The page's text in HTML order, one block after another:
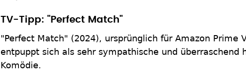
TV-Tipp: "Perfect Match"
"Perfect Match" (2024), ursprünglich für Amazon Prime
entpuppt sich als sehr sympathische und überraschend
Komödie.